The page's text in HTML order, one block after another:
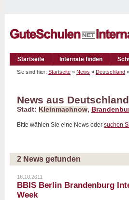
Startseite Internate finden
Sie sind hier: Startseite » News » Deutschland »
News aus Deutschland
Stadt: Kleinmachnow,
Bitte wählen Sie eine News oder suchen
2 News gefunden
16.10.2011
BBIS Berlin Brandenburg
Week